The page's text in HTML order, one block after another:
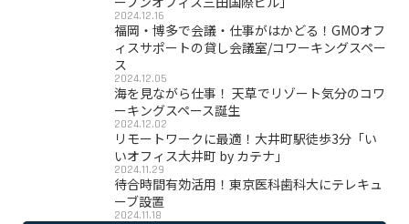
2024.12.16
福岡・博多で会議・仕事がはかどる！GMOオフ
ィスサポートの貸し会議室/コワーキングスペー
ス
2024.12.05
海を見ながら仕事！ 天草でリゾート気分のコワ
ーキングスペース誕生
2024.12.02
リモートワークに最適！大井町駅徒歩3分「い
いオフィス大井町 by カテナ」
2024.11.29
待合時間有効活用！東京医科歯科大にテレキュ
ーブ設置
2024.11.18